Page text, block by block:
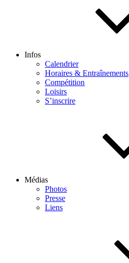
Infos
Calendrier
Horaires & Entraînements
Compétition
Loisirs
S’inscrire
Médias
Photos
Presse
Liens